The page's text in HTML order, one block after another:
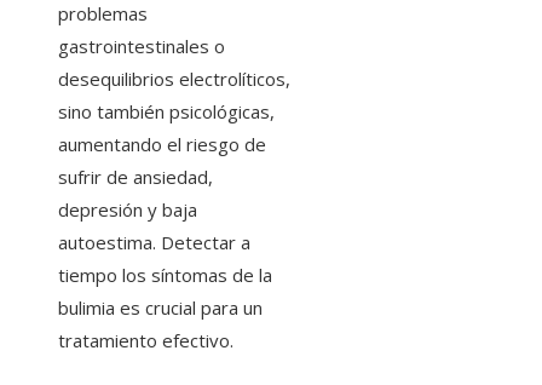
problemas
gastrointestinales o
desequilibrios electrolíticos,
sino también psicológicas,
aumentando el riesgo de
sufrir de ansiedad,
depresión y baja
autoestima. Detectar a
tiempo los síntomas de la
bulimia es crucial para un
tratamiento efectivo.